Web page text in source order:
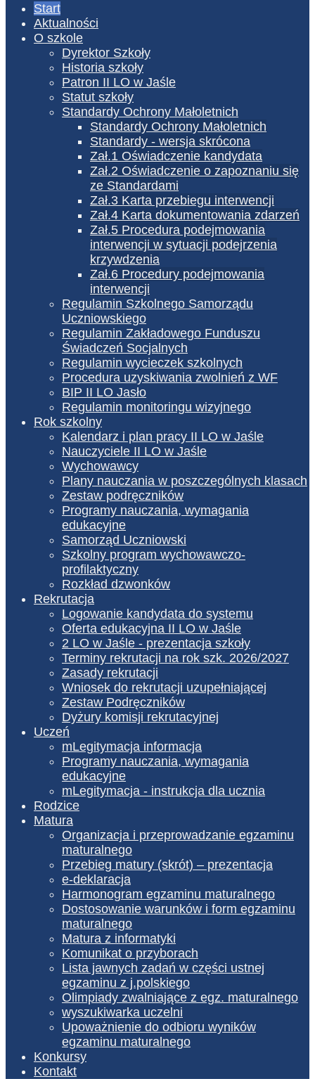
Start
Aktualności
O szkole
Dyrektor Szkoły
Historia szkoły
Patron II LO w Jaśle
Statut szkoły
Standardy Ochrony Małoletnich
Standardy Ochrony Małoletnich
Standardy - wersja skrócona
Zał.1 Oświadczenie kandydata
Zał.2 Oświadczenie o zapoznaniu się
ze Standardami
Zał.3 Karta przebiegu interwencji
Zał.4 Karta dokumentowania zdarzeń
Zał.5 Procedura podejmowania
interwencji w sytuacji podejrzenia
krzywdzenia
Zał.6 Procedury podejmowania
interwencji
Regulamin Szkolnego Samorządu
Uczniowskiego
Regulamin Zakładowego Funduszu
Świadczeń Socjalnych
Regulamin wycieczek szkolnych
Procedura uzyskiwania zwolnień z WF
BIP II LO Jasło
Regulamin monitoringu wizyjnego
Rok szkolny
Kalendarz i plan pracy II LO w Jaśle
Nauczyciele II LO w Jaśle
Wychowawcy
Plany nauczania w poszczególnych klasach
Zestaw podręczników
Programy nauczania, wymagania
edukacyjne
Samorząd Uczniowski
Szkolny program wychowawczo-
profilaktyczny
Rozkład dzwonków
Rekrutacja
Logowanie kandydata do systemu
Oferta edukacyjna II LO w Jaśle
2 LO w Jaśle - prezentacja szkoły
Terminy rekrutacji na rok szk. 2026/2027
Zasady rekrutacji
Wniosek do rekrutacji uzupełniającej
Zestaw Podręczników
Dyżury komisji rekrutacyjnej
Uczeń
mLegitymacja informacja
Programy nauczania, wymagania
edukacyjne
mLegitymacja - instrukcja dla ucznia
Rodzice
Matura
Organizacja i przeprowadzanie egzaminu
maturalnego
Przebieg matury (skrót) – prezentacja
e-deklaracja
Harmonogram egzaminu maturalnego
Dostosowanie warunków i form egzaminu
maturalnego
Matura z informatyki
Komunikat o przyborach
Lista jawnych zadań w części ustnej
egzaminu z j.polskiego
Olimpiady zwalniające z egz. maturalnego
wyszukiwarka uczelni
Upoważnienie do odbioru wyników
egzaminu maturalnego
Konkursy
Kontakt